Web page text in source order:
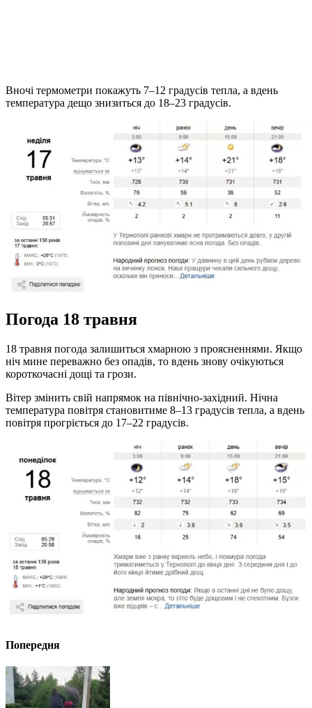
Вночі термометри покажуть 7–12 градусів тепла, а вдень
температура дещо знизиться до 18–23 градусів.
Погода 18 травня
18 травня погода залишиться хмарною з проясненнями. Якщо
ніч мине переважно без опадів, то вдень знову очікуються
короткочасні дощі та грози.
Вітер змінить свій напрямок на північно-західний. Нічна
температура повітря становитиме 8–13 градусів тепла, а вдень
повітря прогріється до 17–22 градусів.
Попередня